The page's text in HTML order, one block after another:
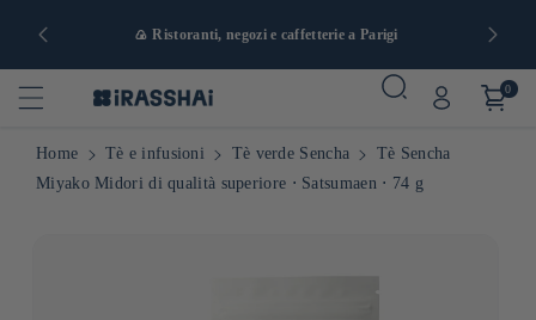
🍙 Ristoranti, negozi e caffetterie a Parigi
0
Home Tè e infusioni Tè verde Sencha
Tè Sencha
Miyako Midori di qualità superiore ⋅ Satsumaen ⋅ 74 g